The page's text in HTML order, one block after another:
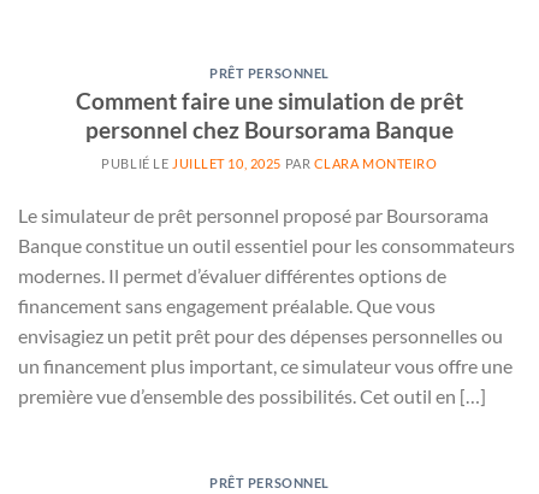
PRÊT PERSONNEL
Comment faire une simulation de prêt
personnel chez Boursorama Banque
PUBLIÉ LE JUILLET 10, 2025 PAR CLARA MONTEIRO
Le simulateur de prêt personnel proposé par Boursorama
Banque constitue un outil essentiel pour les consommateurs
modernes. Il permet d’évaluer différentes options de
financement sans engagement préalable. Que vous
envisagiez un petit prêt pour des dépenses personnelles ou
un financement plus important, ce simulateur vous offre une
première vue d’ensemble des possibilités. Cet outil en […]
PRÊT PERSONNEL